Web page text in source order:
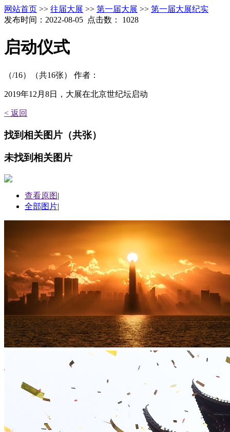
网站首页 >> 往届大展 >> 第一届大展 >> 第一届大展纪实
发布时间：2022-08-05 点击数： 1028
启动仪式
（/16） （共16张） 作者：
2019年12月8日，大展在北京世纪坛启动
< 返回
找到相关图片 （共张）
未找到相关图片
查看原图 |
全部图片|